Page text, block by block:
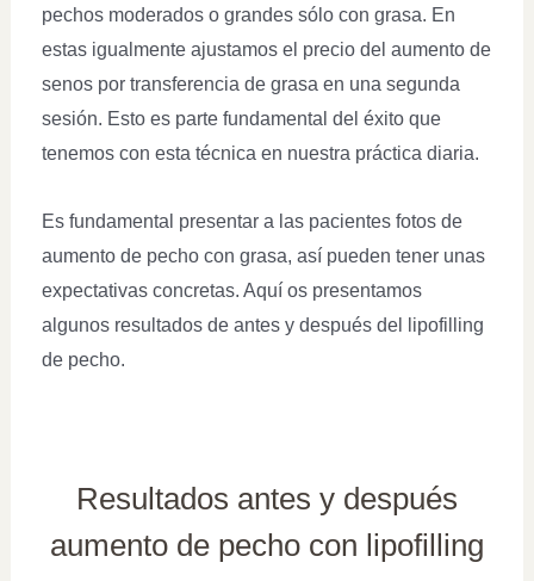
pechos moderados o grandes sólo con grasa. En
estas igualmente ajustamos el precio del aumento de
senos por transferencia de grasa en una segunda
sesión. Esto es parte fundamental del éxito que
tenemos con esta técnica en nuestra práctica diaria.
Es fundamental presentar a las pacientes fotos de
aumento de pecho con grasa, así pueden tener unas
expectativas concretas. Aquí os presentamos
algunos resultados de antes y después del lipofilling
de pecho.
Resultados antes y después
aumento de pecho con lipofilling